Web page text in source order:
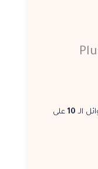
الـ 10على